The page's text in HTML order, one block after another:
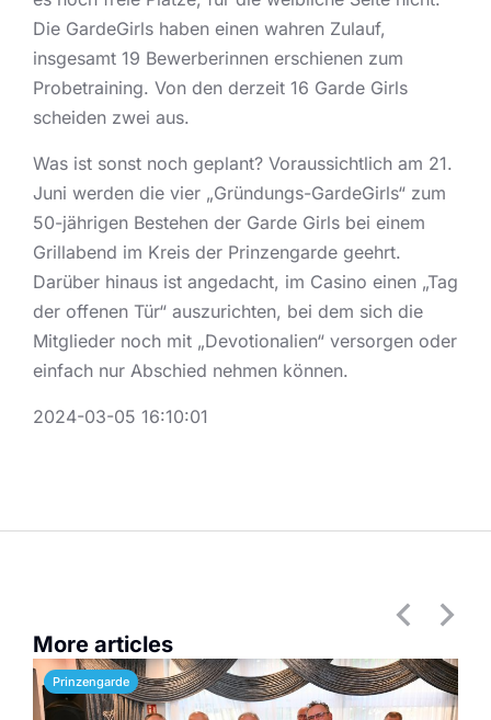
Die GardeGirls haben einen wahren Zulauf,
insgesamt 19 Bewerberinnen erschienen zum
Probetraining. Von den derzeit 16 Garde Girls
scheiden zwei aus.
Was ist sonst noch geplant? Voraussichtlich am 21.
Juni werden die vier „Gründungs-GardeGirls“ zum
50-jährigen Bestehen der Garde Girls bei einem
Grillabend im Kreis der Prinzengarde geehrt.
Darüber hinaus ist angedacht, im Casino einen „Tag
der offenen Tür“ auszurichten, bei dem sich die
Mitglieder noch mit „Devotionalien“ versorgen oder
einfach nur Abschied nehmen können.
2024-03-05 16:10:01
More articles
Prinzengarde